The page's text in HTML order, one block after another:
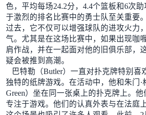
色，平均每场24.2分，4.4个篮板和6次
于激烈的排名比赛中的勇士队至关重要
过去，它不仅可以增强球队的进攻火力
气。尤其是在这场比赛中，如果出现咖
肩作战，并在一起面对他的旧俱乐部，
疑会被推到高潮。
巴特勒（Butler）一直对扑克牌特别喜
独特的纸牌游戏。在活动中，他和朱门·
Green）坐在同一张桌上的扑克牌上。他
专注于游戏。他们的认真外表与在法庭